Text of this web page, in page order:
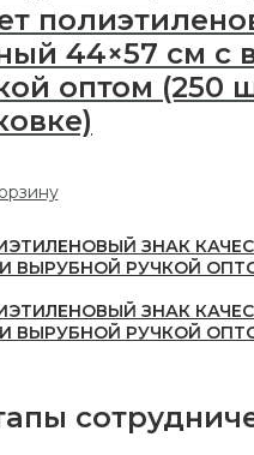
44×57 см с
оптом (250
ЗНАК
ВЫРУБНОЙ РУЧКОЙ
ЗНАК
ВЫРУБНОЙ РУЧКОЙ